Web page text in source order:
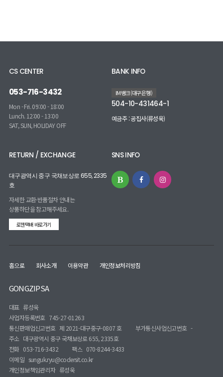
CS CENTER
053-716-3432
Mon - Fri. 09:00 - 18:00
Lunch. 12:00 - 13:00
SAT, SUN, HOLIDAY OFF
BANK INFO
IM뱅크(대구은행)
504-10-431464-1
예금주 : 공집사(류성욱)
RETURN / EXCHANGE
대구광역시 중구 국채보상로 655, 2335
호
자세한 교환·반품절차 안내는
상품하단을 참고해주세요.
로젠택배 바로가기
SNS INFO
홈으로 회사소개 이용약관 개인정보처리방침
GONGZIPSA
대표 류성욱
사업자등록번호 745-27-01263
통신판매업신고번호 제 2021-대구중구-0807 호 부가통신사업신고번호 -
주소 대구광역시 중구 국채보상로 655, 2335호
전화 053-716-3432 팩스 070-8244-3433
이메일 sunguk.ryu@codersit.co.kr
개인정보책임관리자 류성욱